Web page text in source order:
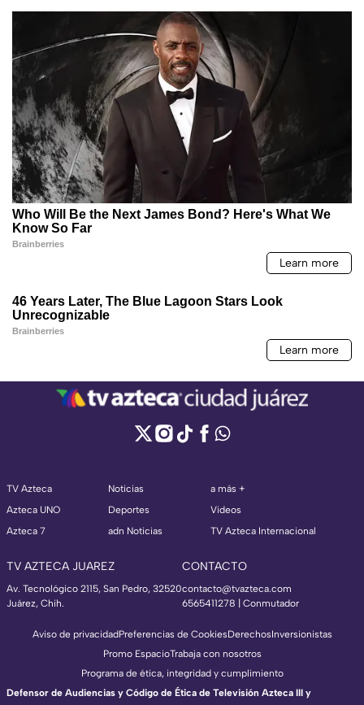
TV Azteca
Azteca UNO
Azteca 7
Noticias
Deportes
adn Noticias
a más +
Videos
TV Azteca Internacional
TV AZTECA JUAREZ
Av. Tecnológico 2115, San Pedro, 32520
Juárez, Chih.
CONTACTO
contacto@tvazteca.com
6565411278 | Conmutador
Aviso de privacidadPreferencias de CookiesDerechosInversionistas
Promo EspacioTrabaja con nosotros
Programa de ética, integridad y cumplimiento
Defensor de Audiencias y Código de Ética de Televisión Azteca III y